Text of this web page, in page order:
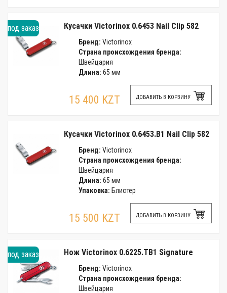
под заказ Кусачки Victorinox 0.6453 Nail Clip 582
Бренд: Victorinox
Страна происхождения бренда:
Швейцария
Длина: 65 мм
15 400 KZT ДОБАВИТЬ В КОРЗИНУ
Кусачки Victorinox 0.6453.B1 Nail Clip 582
Бренд: Victorinox
Страна происхождения бренда:
Швейцария
Длина: 65 мм
Упаковка: Блистер
15 500 KZT ДОБАВИТЬ В КОРЗИНУ
под заказ Нож Victorinox 0.6225.TB1 Signature
Бренд: Victorinox
Страна происхождения бренда:
Швейцария